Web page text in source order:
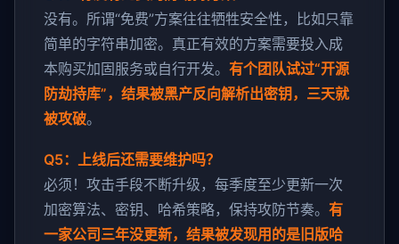
没有。所谓“免费”方案往往牺牲安全性，比如只靠
简单的字符串加密。真正有效的方案需要投入成
本购买加固服务或自行开发。 有个团队试过“开源
防劫持库”，结果被黑产反向解析出密钥，三天就
被攻破。
Q5：上线后还需要维护吗？
必须！攻击手段不断升级，每季度至少更新一次
加密算法、密钥、哈希策略，保持攻防节奏。 有
一家公司三年没更新，结果被发现用的是旧版哈